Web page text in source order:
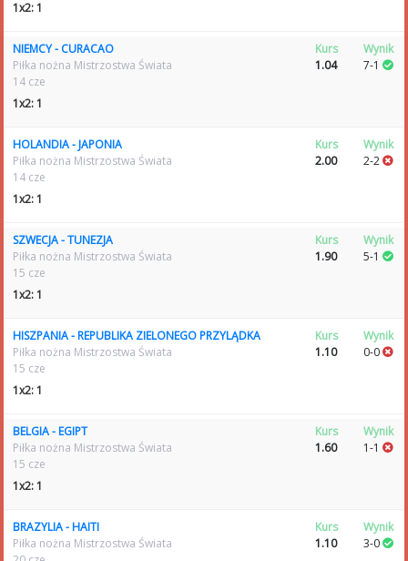
1x2: 1
NIEMCY - CURACAO
Piłka nożna Mistrzostwa Świata
14 cze
1x2: 1
Kurs
1.04
Wynik
7-1
HOLANDIA - JAPONIA
Piłka nożna Mistrzostwa Świata
14 cze
1x2: 1
Kurs
2.00
Wynik
2-2
SZWECJA - TUNEZJA
Piłka nożna Mistrzostwa Świata
15 cze
1x2: 1
Kurs
1.90
Wynik
5-1
HISZPANIA - REPUBLIKA ZIELONEGO PRZYLĄDKA
Piłka nożna Mistrzostwa Świata
15 cze
1x2: 1
Kurs
1.10
Wynik
0-0
BELGIA - EGIPT
Piłka nożna Mistrzostwa Świata
15 cze
1x2: 1
Kurs
1.60
Wynik
1-1
BRAZYLIA - HAITI
Piłka nożna Mistrzostwa Świata
Kurs
1.10
Wynik
3-0